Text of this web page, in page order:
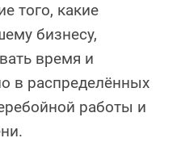
того, какие
бизнесу,
время и
в распределённых
работы и